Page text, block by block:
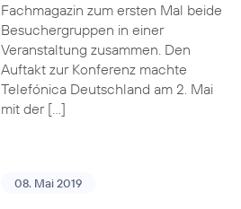
Fachmagazin zum ersten Mal beide
Besuchergruppen in einer
Veranstaltung zusammen. Den
Auftakt zur Konferenz machte
Telefónica Deutschland am 2. Mai
mit der […]
08. Mai 2019